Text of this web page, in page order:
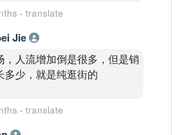
· translate
Jie
，人流增加倒是很多，但是销
多少，就是纯逛街的
· translate